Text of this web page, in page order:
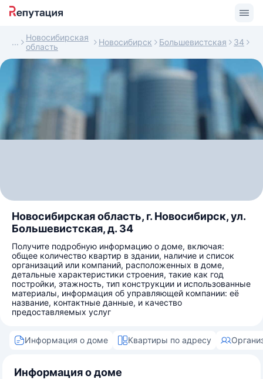
Новосибирская
область
Новосибирск Большевистская 34
Новосибирская область, г. Новосибирск, ул.
Большевистская, д. 34
Получите подробную информацию о доме, включая:
общее количество квартир в здании, наличие и список
организаций или компаний, расположенных в доме,
детальные характеристики строения, такие как год
постройки, этажность, тип конструкции и использованные
материалы, информация об управляющей компании: её
название, контактные данные, и качество
предоставляемых услуг
Информация о доме Квартиры по адресу
Информация о доме